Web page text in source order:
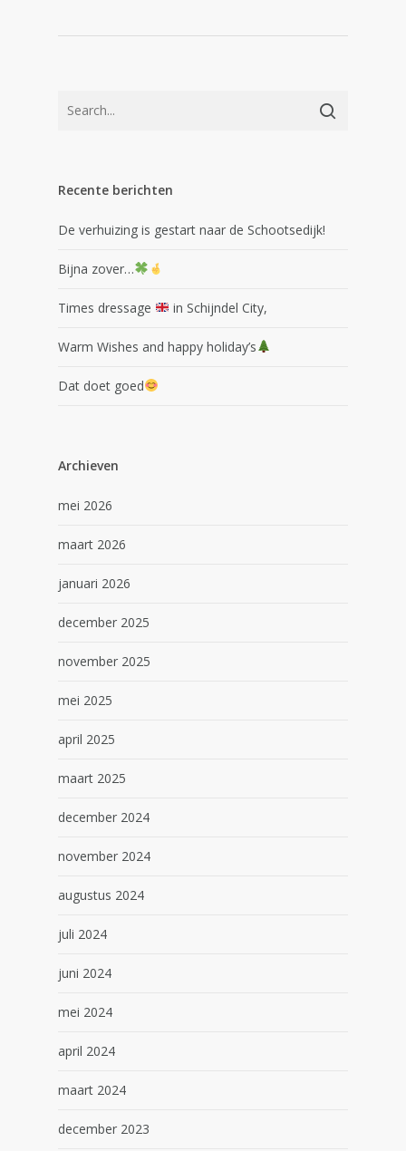
Recente berichten
De verhuizing is gestart naar de Schootsedijk!
Bijna zover…
Times dressage in Schijndel City,
Warm Wishes and happy holiday’s
Dat doet goed
Archieven
mei 2026
maart 2026
januari 2026
december 2025
november 2025
mei 2025
april 2025
maart 2025
december 2024
november 2024
augustus 2024
juli 2024
juni 2024
mei 2024
april 2024
maart 2024
december 2023